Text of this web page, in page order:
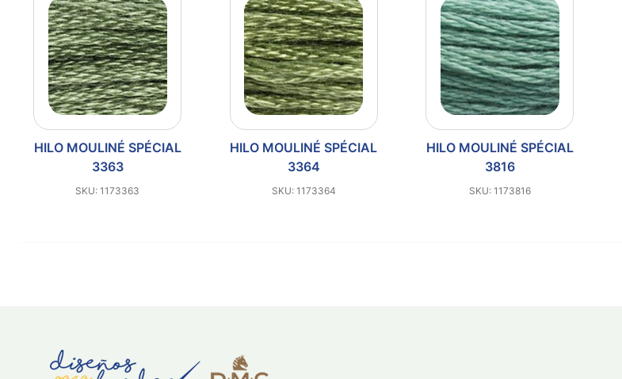
HILO MOULINÉ SPÉCIAL
3363
SKU: 1173363
HILO MOULINÉ SPÉCIAL
3364
SKU: 1173364
HILO MOULINÉ SPÉCIAL
3816
SKU: 1173816